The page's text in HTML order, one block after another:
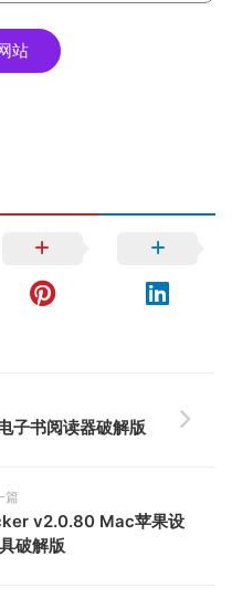
站
子书阅读器破解版
篇
v2.0.80 Mac苹果设
破解版